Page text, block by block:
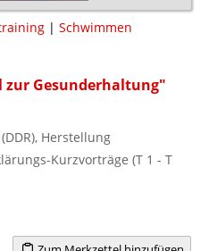
| Schwimmen
Gesunderhaltung"
Herstellung
Kurzvorträge (T 1 - T